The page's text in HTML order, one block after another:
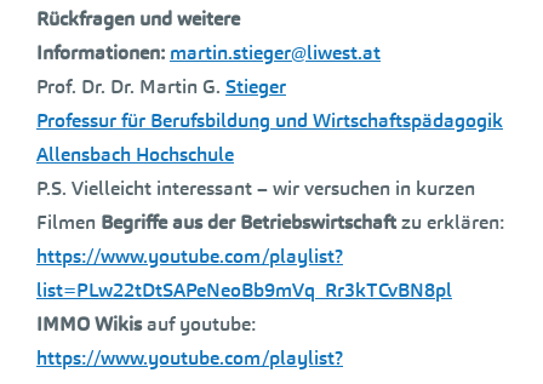
Rückfragen und weitere
Informationen: martin.stieger@liwest.at
Prof. Dr. Dr. Martin G. Stieger
Professur für Berufsbildung und Wirtschaftspädagogik
Allensbach Hochschule
P.S. Vielleicht interessant – wir versuchen in kurzen
Filmen Begriffe aus der Betriebswirtschaftzu erklären:
https://www.youtube.com/playlist?
list=PLw22tDtSAPeNeoBb9mVq_Rr3kTCvBN8pl
IMMO Wikisauf youtube:
https://www.youtube.com/playlist?